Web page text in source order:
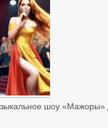
шоу «Мажоры»